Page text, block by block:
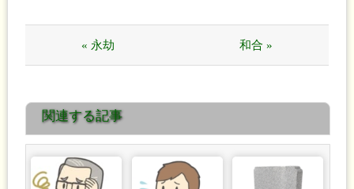
« 永劫 和合 »
関連する記事